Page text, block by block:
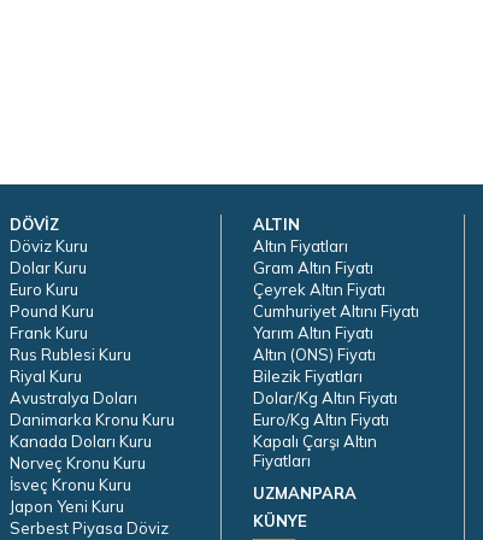
DÖVİZ
Döviz Kuru
Dolar Kuru
Euro Kuru
Pound Kuru
Frank Kuru
Rus Rublesi Kuru
Riyal Kuru
Avustralya Doları
Danimarka Kronu Kuru
Kanada Doları Kuru
Norveç Kronu Kuru
İsveç Kronu Kuru
Japon Yeni Kuru
Serbest Piyasa Döviz
ALTIN
Altın Fiyatları
Gram Altın Fiyatı
Çeyrek Altın Fiyatı
Cumhuriyet Altını Fiyatı
Yarım Altın Fiyatı
Altın (ONS) Fiyatı
Bilezik Fiyatları
Dolar/Kg Altın Fiyatı
Euro/Kg Altın Fiyatı
Kapalı Çarşı Altın
Fiyatları
UZMANPARA
KÜNYE